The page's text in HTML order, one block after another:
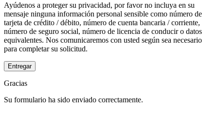
Ayúdenos a proteger su privacidad, por favor no incluya en su
mensaje ninguna información personal sensible como número de
tarjeta de crédito / débito, número de cuenta bancaria / corriente,
número de seguro social, número de licencia de conducir o datos
equivalentes. Nos comunicaremos con usted según sea necesario
para completar su solicitud.
Entregar
Gracias
Su formulario ha sido enviado correctamente.